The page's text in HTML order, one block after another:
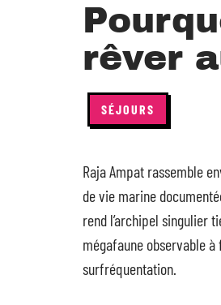
rêver
SÉJOURS
Raja Ampat rassemble
de vie marine
rend l’archipel singulier
mégafaune observable
surfréquentation.